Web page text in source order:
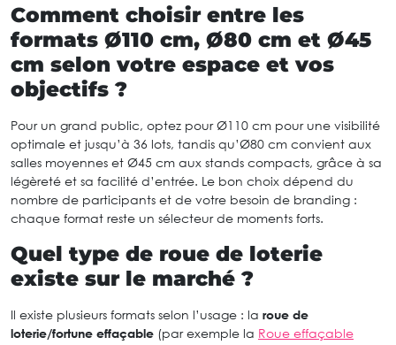
Comment choisir entre les
formats Ø110 cm, Ø80 cm et Ø45
cm selon votre espace et vos
objectifs ?
Pour un grand public, optez pour Ø110 cm pour une visibilité
optimale et jusqu’à 36 lots, tandis qu’Ø80 cm convient aux
salles moyennes et Ø45 cm aux stands compacts, grâce à sa
légèreté et sa facilité d’entrée. Le bon choix dépend du
nombre de participants et de votre besoin de branding :
chaque format reste un sélecteur de moments forts.
Quel type de roue de loterie
existe sur le marché ?
Il existe plusieurs formats selon l’usage : la roue de
loterie/fortune effaçable (par exemple la Roue effaçable